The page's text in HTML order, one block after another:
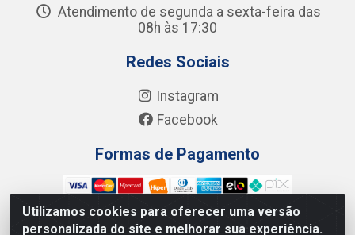
Utilizamos cookies para oferecer uma versão
personalizada do site e melhorar sua experiência.
Atendimento de segunda a sexta-feira das
08h às 17:30
Redes Sociais
Instagram
Facebook
Formas de Pagamento